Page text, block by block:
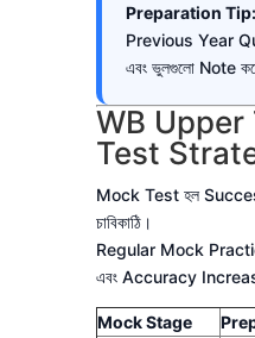
Preparation Tip:
Previous Year
এবং ভুলগুলো Note
WB Upper
Test
Mock Test হল
চাবিকাঠি।
Regular Mock
এবং Accuracy
Mock Stage